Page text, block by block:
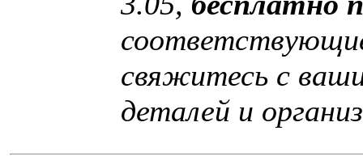
свяжитесь с
деталей и